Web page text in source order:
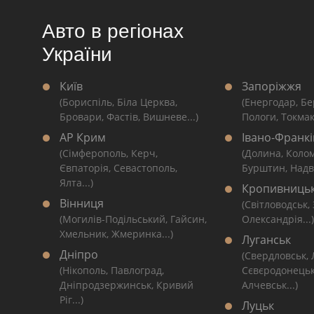
Авто в регіонах
України
Київ
(Бориспіль, Біла Церква,
Бровари, Фастів, Вишневе...)
АР Крим
(Сімферополь, Керч,
Євпаторія, Севастополь,
Ялта...)
Вінниця
(Могилів-Подільський, Гайсин,
Хмельник, Жмеринка...)
Дніпро
(Нікополь, Павлоград,
Дніпродзержинськ, Кривий
Ріг...)
Запоріжжя
(Енергодар,
Пологи,
Івано-
(Долина,
Бурштин,
Олександрія...)
Луганськ
(Свердловськ,
Алчевськ...)
Луцьк